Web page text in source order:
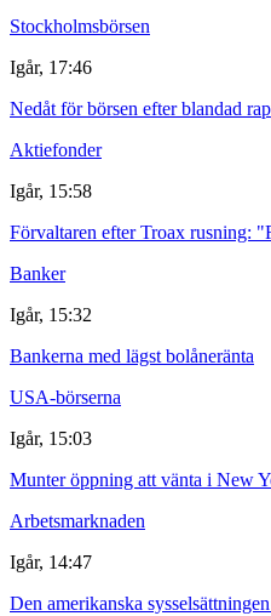
Stockholmsbörsen
Igår, 17:46
Nedåt för börsen efter blandad
Aktiefonder
Igår, 15:58
Förvaltaren efter Troax rusning:
Banker
Igår, 15:32
Bankerna med lägst bolåneränta
USA-börserna
Igår, 15:03
Munter öppning att vänta i New
Arbetsmarknaden
Igår, 14:47
Den amerikanska